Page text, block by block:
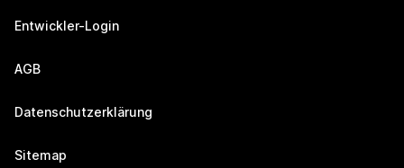
Entwickler-Login
AGB
Datenschutzerklärung
Sitemap